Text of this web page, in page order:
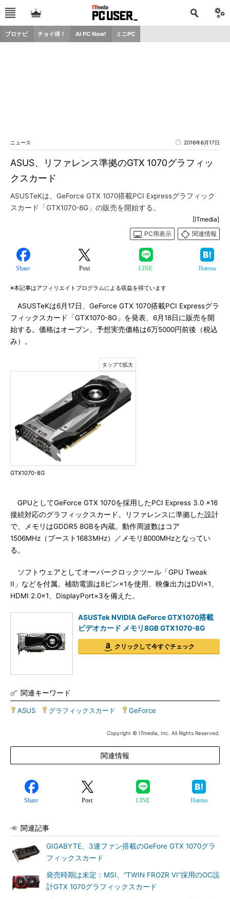
プロナビ チョイ得！ AI PC Now! ミニPC
ニュース 2016年6月17日
ASUS、リファレンス準拠のGTX 1070グラフィッ
クスカード
ASUSTeKは、GeForce GTX 1070搭載PCI Expressグラフィック
スカード「GTX1070-8G」の販売を開始する。
[ITmedia]
PC用表示
関連情報
Share Post LINE Hatena
※本記事はアフィリエイトプログラムによる収益を得ています
ASUSTeKは6月17日、GeForce GTX 1070搭載PCI Expressグラ
フィックスカード「GTX1070-8G」を発表、6月18日に販売を開
始する。価格はオープン、予想実売価格は6万5000円前後（税込
み）。
GTX1070-8G
GPUとしてGeForce GTX 1070を採用したPCI Express 3.0 x16
接続対応のグラフィックスカード。リファレンスに準拠した設計
で、メモリはGDDR5 8GBを内蔵。動作周波数はコア
1506MHz（ブースト1683MHz）／メモリ8000MHzとなってい
る。
ソフトウェアとしてオーバークロックツール「GPU Tweak
II」などを付属。補助電源は8ピン×1を使用、映像出力はDVI×1、
HDMI 2.0×1、DisplayPort×3を備えた。
ASUSTek NVIDIA GeForce GTX1070搭載
ビデオカード メモリ8GB GTX1070-8G
クリックして今すぐチェック
関連キーワード
ASUS グラフィックスカード GeForce
Copyright © ITmedia, Inc. All Rights Reserved.
関連情報
Share Post LINE Hatena
関連記事
GIGABYTE、3連ファン搭載のGeFore GTX 1070グラ
フィックスカード
発売時期は未定：MSI、“TWIN FROZR VI”採用のOC設
計GTX 1070グラフィックスカード